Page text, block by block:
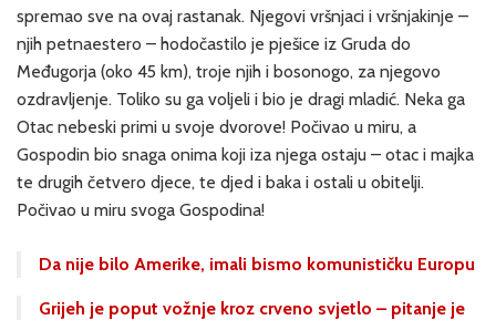
spremao sve na ovaj rastanak. Njegovi vršnjaci i vršnjakinje –
njih petnaestero – hodočastilo je pješice iz Gruda do
Međugorja (oko 45 km), troje njih i bosonogo, za njegovo
ozdravljenje. Toliko su ga voljeli i bio je dragi mladić. Neka ga
Otac nebeski primi u svoje dvorove! Počivao u miru, a
Gospodin bio snaga onima koji iza njega ostaju – otac i majka
te drugih četvero djece, te djed i baka i ostali u obitelji.
Počivao u miru svoga Gospodina!
Da nije bilo Amerike, imali bismo komunističku Europu
Grijeh je poput vožnje kroz crveno svjetlo – pitanje je